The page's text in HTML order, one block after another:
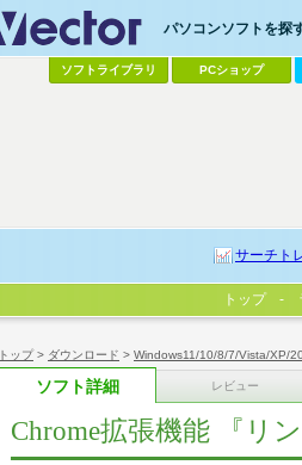
トップ> ダウンロード > Windows11/10/8/7/Vista/XP/
ソフト詳細 レビュー
Chrome拡張機能 『リ
パソコンソフトを探
ソフトライブラリ PCショップ
サーチト
トップ